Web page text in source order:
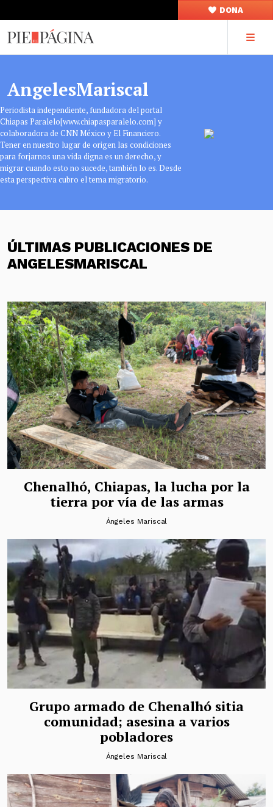
DONA
AngelesMariscal
Periodista independiente, fundadora del portal
Chiapas Paralelo[www.chiapasparalelo.com] y
colaboradora de CNN México y El Financiero.
Tener en nuestro lugar de origen las condiciones
para forjarnos una vida digna es un derecho, y
migrar cuando esto no sucede, también lo es. Desde
esta perspectiva cubro el tema migratorio.
ÚLTIMAS PUBLICACIONES DE
ANGELESMARISCAL
Chenalhó, Chiapas, la lucha por la
tierra por vía de las armas
Ángeles Mariscal
Grupo armado de Chenalhó sitia
comunidad; asesina a varios
pobladores
Ángeles Mariscal